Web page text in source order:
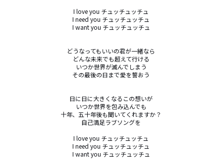
I love you チュッチュッチュ
I need you チュッチュッチュ
I want you チュッチュッチュ
どうなってもいいの君が一緒なら
どんな未来でも超えて行ける
いつか世界が滅んでしまう
その最後の日まで愛を誓おう
日に日に大きくなるこの想いが
いつか世界を包み込んでも
十年、五十年後も聞いてくれますか？
自己満足ラブソングを
I love you チュッチュッチュ
I need you チュッチュッチュ
I want you チュッチュッチュ